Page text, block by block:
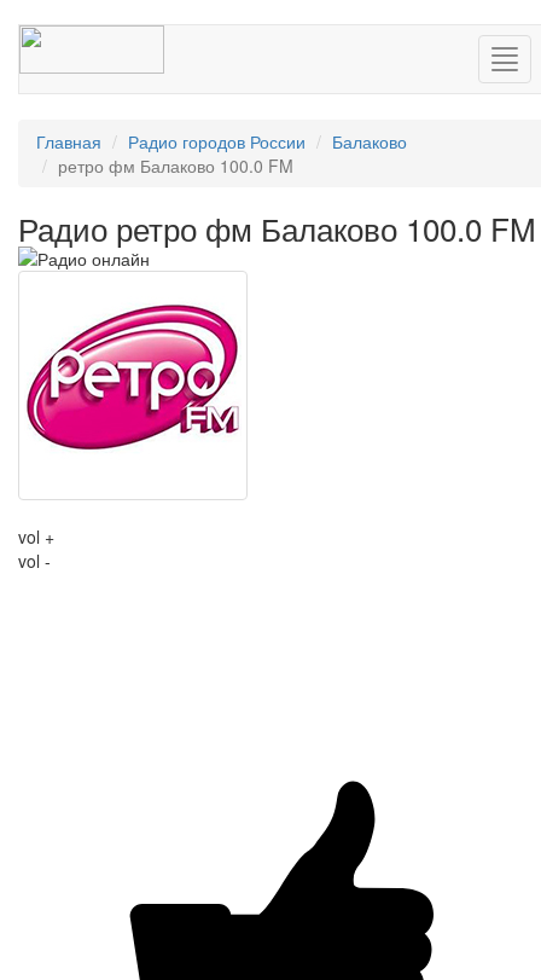
Главная Радио городов России
Балаково
ретро фм Балаково 100.0 FM
Радио ретро фм Балаково 100.0 FM
vol +
vol -